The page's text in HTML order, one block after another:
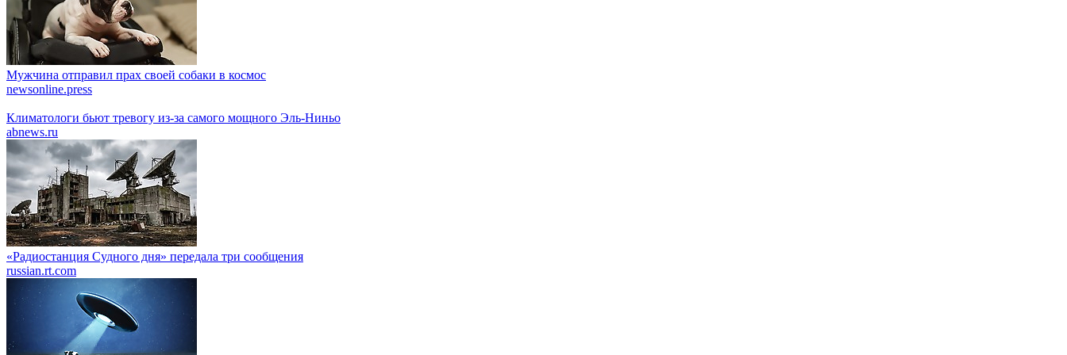
Мужчина отправил прах своей собаки в космос
newsonline.press
Климатологи бьют тревогу из-за самого мощного Эль-Ниньо
abnews.ru
«Радиостанция Судного дня» передала три сообщения
russian.rt.com